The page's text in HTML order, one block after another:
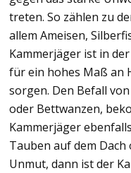
treten. So zählen zu
allem Ameisen,
Kammerjäger ist in
für ein hohes Maß an
sorgen. Den Befall
oder Bettwanzen,
Kammerjäger
Tauben auf dem
Unmut, dann ist der